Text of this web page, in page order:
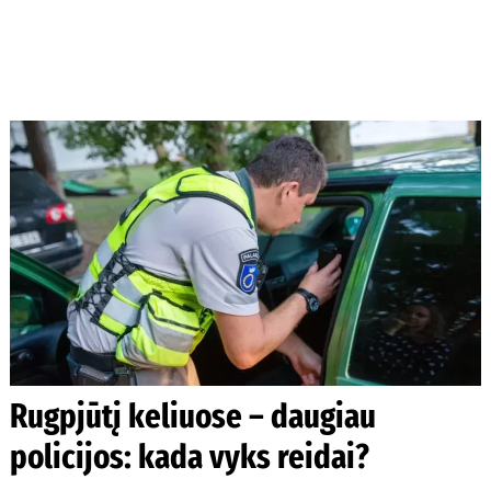
Rugpjūtį keliuose – daugiau
policijos: kada vyks reidai?